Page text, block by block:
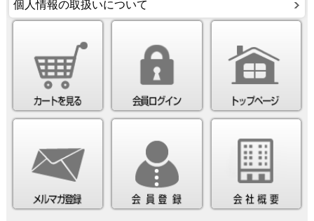
個人情報の取扱いについて